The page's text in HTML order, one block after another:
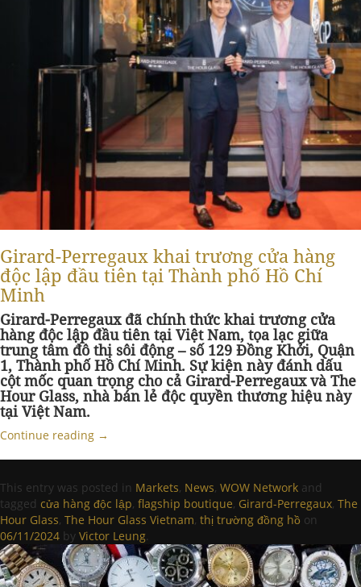
Girard-Perregaux khai trương cửa hàng
độc lập đầu tiên tại Thành phố Hồ Chí
Minh
Girard-Perregaux đã chính thức khai trương cửa
hàng độc lập đầu tiên tại Việt Nam, tọa lạc giữa
trung tâm đô thị sôi động – số 129 Đồng Khởi, Quận
1, Thành phố Hồ Chí Minh. Sự kiện này đánh dấu
cột mốc quan trọng cho cả Girard-Perregaux và The
Hour Glass, nhà bán lẻ độc quyền thương hiệu này
tại Việt Nam.
Continue reading →
This entry was posted in Markets, News, WOW Network and
tagged cửa hàng độc lập, flagship boutique, Girard-Perregaux, The
Hour Glass, The Hour Glass Vietnam, thị trường đồng hồ on
06/11/2024 by Victor Leung.